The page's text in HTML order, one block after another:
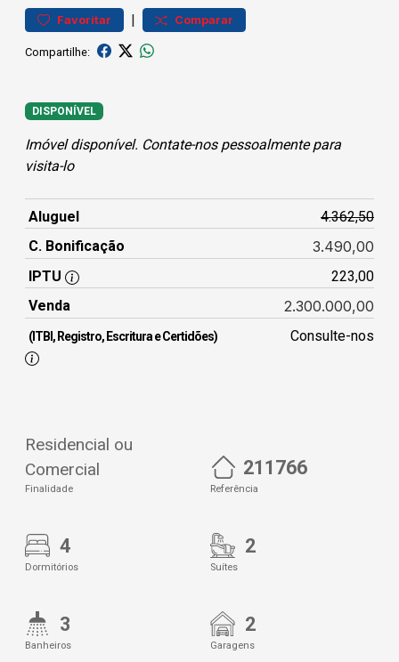
Favoritar | Comparar
Compartilhe:
DISPONÍVEL
Imóvel disponível. Contate-nos pessoalmente para
visita-lo
Aluguel
4.362,50
C. Bonificação
3.490,00
IPTU
223,00
Venda
2.300.000,00
(ITBI, Registro, Escritura e Certidões) Consulte-nos
Residencial ou
Comercial
Finalidade
211766
Referência
4
Dormitórios
2
Suítes
3
Banheiros
2
Garagens